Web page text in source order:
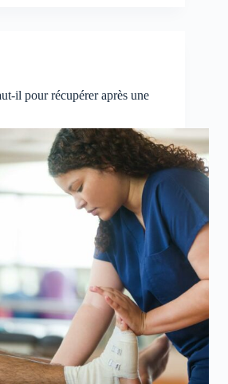
il pour récupérer après une